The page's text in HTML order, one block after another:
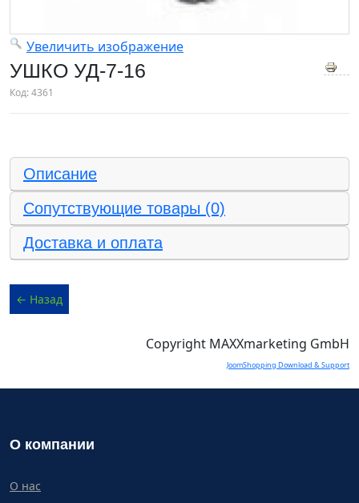
Увеличить изображение
УШКО УД-7-16
Код:4361
Описание
Сопутствующие товары (0)
Доставка и оплата
Copyright MAXXmarketing GmbH
JoomShopping Download & Support
О компании
О нас